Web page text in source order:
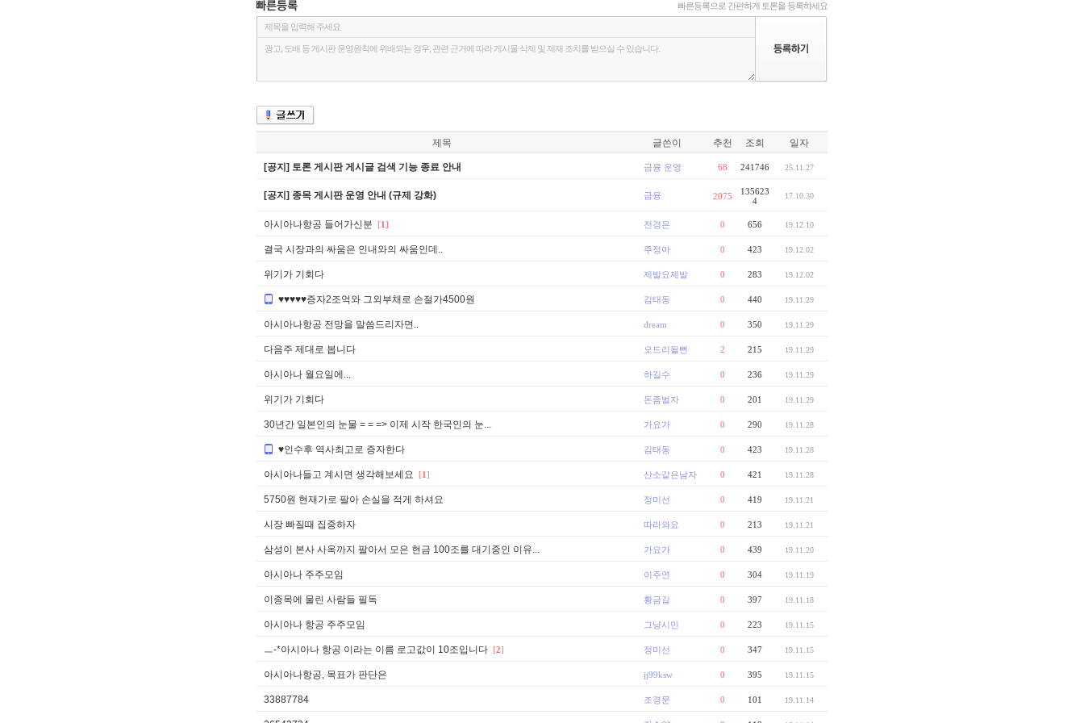
빠른등록으로 간편하게 토론을 등록하세요
제목 글쓴이 추천 조회 일자
[공지] 토론 게시판 게시글 검색 기능 종료 안내 금융 운영 68 241746 25.11.27
[공지] 종목 게시판 운영 안내 (규제 강화) 금융 2075
135623
4
17.10.30
아시아나항공 들어가신분 [1] 전경은 0 656 19.12.10
결국 시장과의 싸움은 인내와의 싸움인데.. 주정아 0 423 19.12.02
위기가 기회다 제발요제발 0 283 19.12.02
♥♥♥♥♥증자2조억와 그외부채로 손절가4500원 김태동 0 440 19.11.29
아시아나항공 전망을 말씀드리자면.. dream 0 350 19.11.29
다음주 제대로 봅니다 오드리될뻔 2 215 19.11.29
아시아나 월요일에... 하길수 0 236 19.11.29
위기가 기회다 돈좀벌자 0 201 19.11.29
30년간 일본인의 눈물 = = => 이제 시작 한국인의 눈... 가요가 0 290 19.11.28
♥인수후 역사최고로 증자한다 김태동 0 423 19.11.28
아시아나들고 계시면 생각해보세요 [1] 산소같은남자 0 421 19.11.28
5750원 현재가로 팔아 손실을 적게 하셔요 정미선 0 419 19.11.21
시장 빠질때 집중하자 따라와요 0 213 19.11.21
삼성이 본사 사옥까지 팔아서 모은 현금 100조를 대기중인 이유... 가요가 0 439 19.11.20
아시아나 주주모임 이주연 0 304 19.11.19
이종목에 물린 사람들 필독 황금길 0 397 19.11.18
아시아나 항공 주주모임 그냥시민 0 223 19.11.15
ㅡ-*아시아나 항공 이라는 이름 로고값이 10조입니다 [2] 정미선 0 347 19.11.15
아시아나항공, 목표가 판단은 jj99ksw 0 395 19.11.15
33887784 조경문 0 101 19.11.14